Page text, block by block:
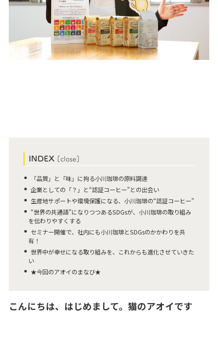
INDEX [ close ]
「品質」と「味」に拘る小川珈琲の原料調達
企業としての「？」と“認証コーヒー”との出会い
生産地サポートや環境保護になる、小川珈琲の“認証コーヒー”
“世界の共通語”になりつつあるSDGsが、小川珈琲の取り組み
を伝わりやすくする
セミナー開催で、社内にも小川珈琲とSDGsのかかわりを共
有！
世界中が幸せになる取り組みを、これからも進化させていきた
い
★今回のアオイのまなび★
こんにちは、はじめまして。猫のアオイです